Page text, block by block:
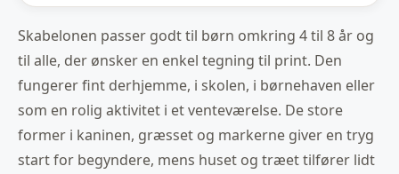
Skabelonen passer godt til børn omkring 4 til 8 år og
til alle, der ønsker en enkel tegning til print. Den
fungerer fint derhjemme, i skolen, i børnehaven eller
som en rolig aktivitet i et venteværelse. De store
former i kaninen, græsset og markerne giver en tryg
start for begyndere, mens huset og træet tilfører lidt